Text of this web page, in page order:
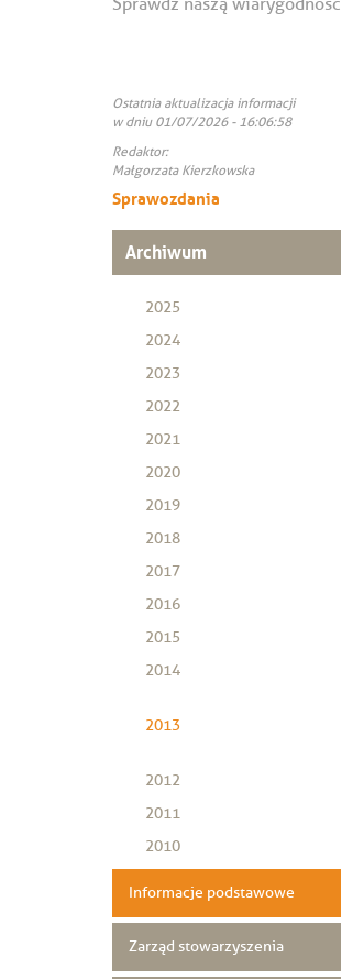
Ostatnia aktualizacja informacji
w dniu 01/07/2026 - 16:06:58
Redaktor:
Małgorzata Kierzkowska
Sprawozdania
Archiwum
2025
2024
2023
2022
2021
2020
2019
2018
2017
2016
2015
2014
2013
2012
2011
2010
Informacje podstawowe
Zarząd stowarzyszenia